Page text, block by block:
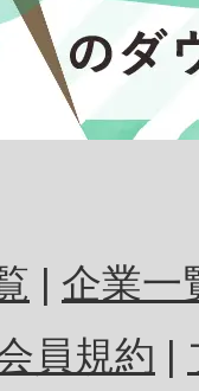
企業一
員規約